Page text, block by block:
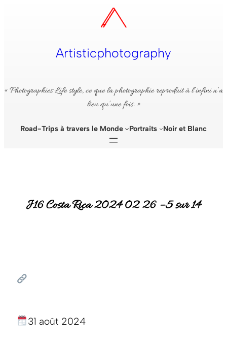
Artisticphotography
« Photographies Life style, ce que la photographie reproduit à l’infini n’a
lieu qu’une fois. »
Road-Trips à travers le Monde Portraits Noir et Blanc
J16 Costa Rica 2024 02 26 – 5 sur 14
31 août 2024